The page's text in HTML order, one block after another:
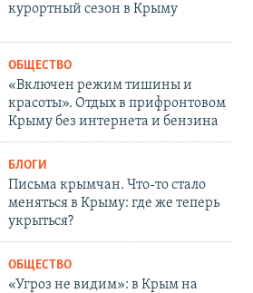
курортный сезон в Крыму
ОБЩЕСТВО
«Включен режим тишины и
красоты». Отдых в прифронтовом
Крыму без интернета и бензина
БЛОГИ
Письма крымчан. Что-то стало
меняться в Крыму: где же теперь
укрыться?
ОБЩЕСТВО
«Угроз не видим»: в Крым на